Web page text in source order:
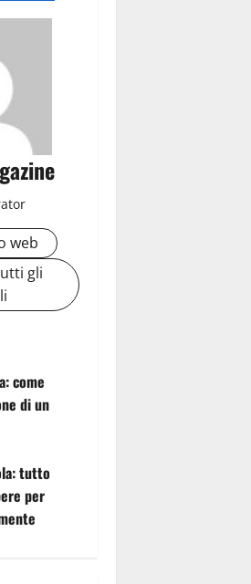
web
gli
come
di un
tutto
per